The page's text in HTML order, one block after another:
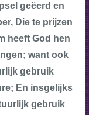
geëerd en
Die te prijzen
heeft God hen
want ook
gebruik
En insgelijks
gebruik